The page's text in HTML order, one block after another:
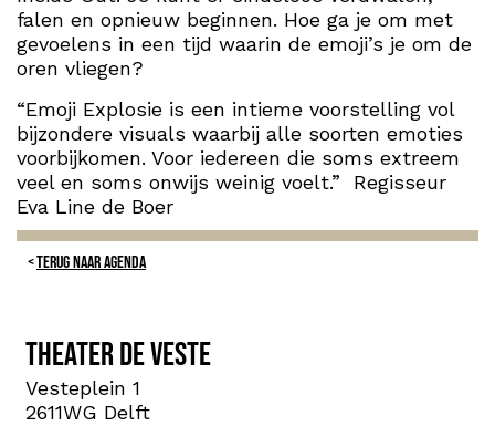
falen en opnieuw beginnen. Hoe ga je om met
gevoelens in een tijd waarin de emoji’s je om de
oren vliegen?
“Emoji Explosie is een intieme voorstelling vol
bijzondere visuals waarbij alle soorten emoties
voorbijkomen. Voor iedereen die soms extreem
veel en soms onwijs weinig voelt.” Regisseur
Eva Line de Boer
TERUG NAAR AGENDA
Theater de Veste
Vesteplein 1
2611WG Delft